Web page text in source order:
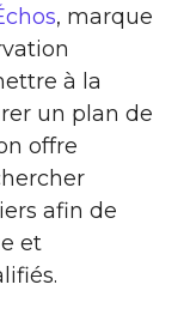
, marque
à la
un plan de
offre
afin de
et